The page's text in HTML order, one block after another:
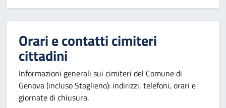
Orari e contatti cimiteri
cittadini
Informazioni generali sui cimiteri del Comune di
Genova (incluso Staglieno): indirizzi, telefoni, orari e
giornate di chiusura.